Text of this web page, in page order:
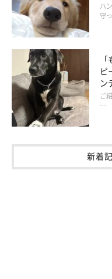
＠gin_20210606
現在の銀くんについて「い
ッピードッグ」だと教えて
飼い主さん：
ハ
守
ピ
ン
ご
…
新着